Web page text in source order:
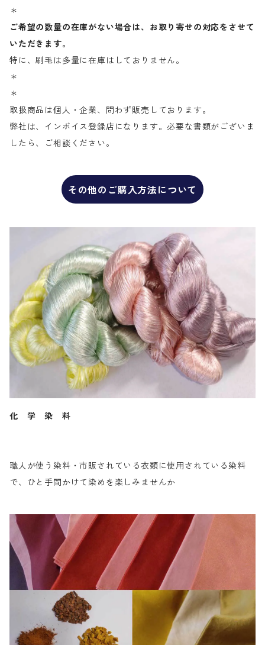
＊
ご希望の数量の在庫がない場合は、お取り寄せの対応をさせて
いただきます。
特に、刷毛は多量に在庫はしておりません。
＊
＊
取扱商品は個人・企業、問わず販売しております。
弊社は、インボイス登録店になります。必要な書類がございま
したら、ご相談ください。
その他のご購入方法について
化 学 染 料
職人が使う染料・市販されている衣類に使用されている染料
で、ひと手間かけて染めを楽しみませんか